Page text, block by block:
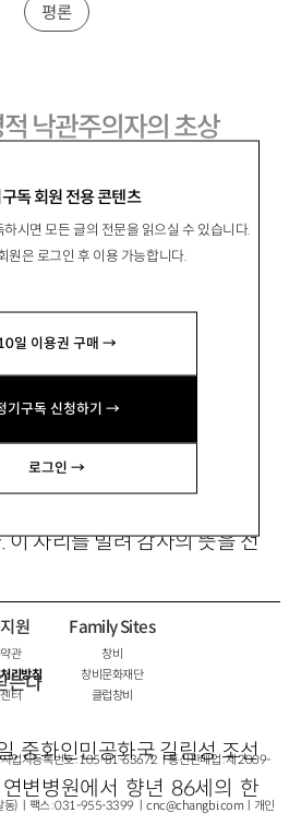
독 회원 전용 콘텐츠
하시면 모든 글의 전문을 읽으실 수 있습니다.
원은 로그인 후 이용 가능합니다.
일 이용권 구매 →
기구독 신청하기 →
로그인 →
평론
낙관주의자의 초상
집 『희망의 문학』 『불을 찾아
그는 내게 김학철 선생의 문집
이 자리를 빌려 감사의 뜻을 전
는다
, 중화인민공화국 길림성 조선
변병원에서 향년 86세의 한
원
관
리방침
터
Family Sites
창비
창비문화재단
클럽창비
사업자등록번호 : 105-81-63672ㅣ통신판매업 : 제 2009-
동)ㅣ팩스 : 031-955-3399 ㅣcnc@changbi.com ㅣ개인